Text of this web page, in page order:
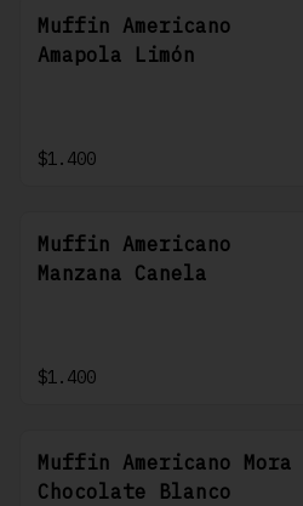
Muffin Americano
Amapola Limón
$1.400
Muffin Americano
Manzana Canela
$1.400
Muffin Americano Mora
Chocolate Blanco